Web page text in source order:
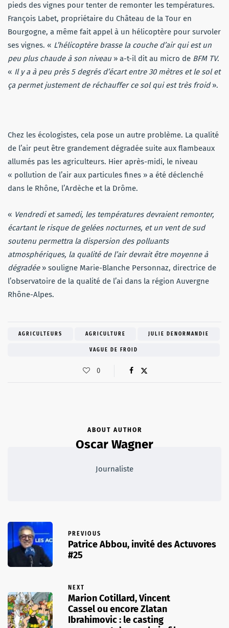
pieds des vignes pour tenter de remonter les températures.
François Labet, propriétaire du Château de la Tour en
Bourgogne, a même fait appel à un hélicoptère pour survoler
ses vignes. « L’hélicoptère brasse la couche d’air qui est un
peu plus chaude à son niveau » a-t-il dit au micro de BFM TV.
« Il y a à peu près 5 degrés d’écart entre 30 mètres et le sol et
ça permet justement de réchauffer ce sol qui est très froid».
Chez les écologistes, cela pose un autre problème. La qualité
de l’air peut être grandement dégradée suite aux flambeaux
allumés pas les agriculteurs. Hier après-midi, le niveau
« pollution de l’air aux particules fines » a été déclenché
dans le Rhône, l’Ardèche et la Drôme.
« Vendredi et samedi, les températures devraient remonter,
écartant le risque de gelées nocturnes, et un vent de sud
soutenu permettra la dispersion des polluants
atmosphériques, la qualité de l’air devrait être moyenne à
dégradée» souligne Marie-Blanche Personnaz, directrice de
l’observatoire de la qualité de l’ai dans la région Auvergne
Rhône-Alpes.
AGRICULTEURS AGRICULTURE JULIE DENORMANDIE
VAGUE DE FROID
0
ABOUT AUTHOR
Oscar Wagner
Journaliste
PREVIOUS
Patrice Abbou, invité des Actuvores
#25
NEXT
Marion Cotillard, Vincent
Cassel ou encore Zlatan
Ibrahimovic : le casting